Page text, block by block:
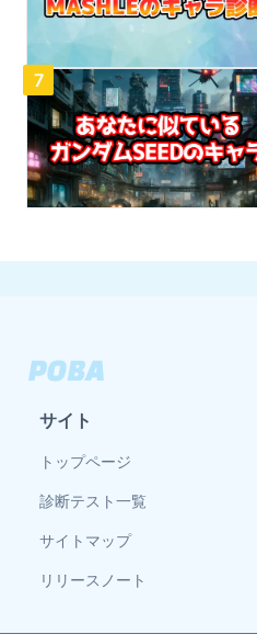
7
サイト
トップページ
診断テスト一覧
サイトマップ
リリースノート